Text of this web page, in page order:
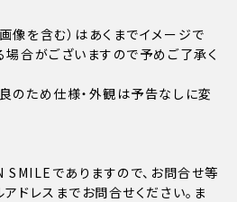
を含む）はあくまでイメージで
場合がございますので予めご了承く
のため仕様・外観は予告なしに変
でありますので、お問合せ等
ドレスまでお問合せください。ま